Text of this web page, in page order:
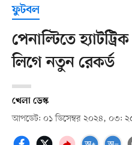
ফুটবল
পেনাল্টিতে
লিগে নতুন রেকর্ড
খেলা ডেস্ক
আপডেট: ০১ ডিসেম্বর ২০২৪, ০৩: